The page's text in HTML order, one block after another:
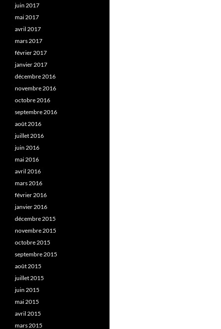
juin 2017
mai 2017
avril 2017
mars 2017
février 2017
janvier 2017
décembre 2016
novembre 2016
octobre 2016
septembre 2016
août 2016
juillet 2016
juin 2016
mai 2016
avril 2016
mars 2016
février 2016
janvier 2016
décembre 2015
novembre 2015
octobre 2015
septembre 2015
août 2015
juillet 2015
juin 2015
mai 2015
avril 2015
mars 2015